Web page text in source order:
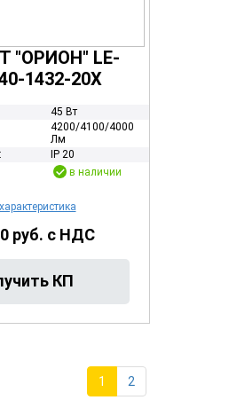
"ОРИОН" LE-
1432-20Х
45 Вт
4200/4100/4000
Лм
IP 20
в наличии
руб. с НДС
1 2